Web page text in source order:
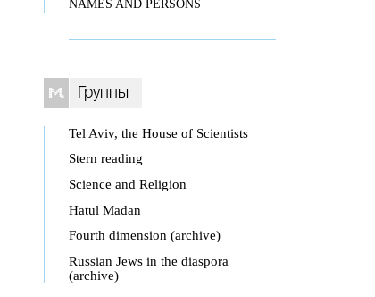
NAMES AND PERSONS
Группы
Tel Aviv, the House of Scientists
Stern reading
Science and Religion
Hatul Madan
Fourth dimension (archive)
Russian Jews in the diaspora
(archive)